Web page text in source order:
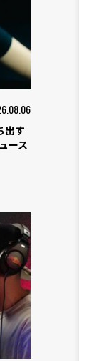
出す
ース